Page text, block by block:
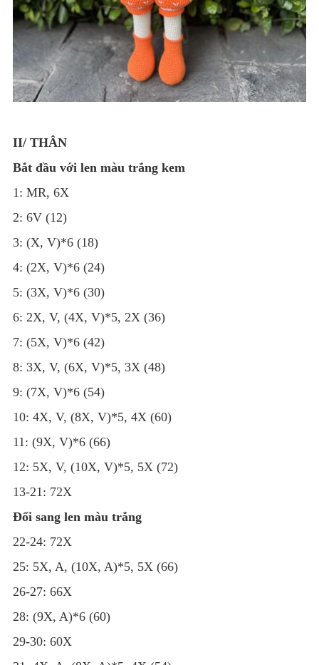
II/ THÂN
Bắt đầu với len màu trắng kem
1: MR, 6X
2: 6V (12)
3: (X, V)*6 (18)
4: (2X, V)*6 (24)
5: (3X, V)*6 (30)
6: 2X, V, (4X, V)*5, 2X (36)
7: (5X, V)*6 (42)
8: 3X, V, (6X, V)*5, 3X (48)
9: (7X, V)*6 (54)
10: 4X, V, (8X, V)*5, 4X (60)
11: (9X, V)*6 (66)
12: 5X, V, (10X, V)*5, 5X (72)
13-21: 72X
Đổi sang len màu trắng
22-24: 72X
25: 5X, A, (10X, A)*5, 5X (66)
26-27: 66X
28: (9X, A)*6 (60)
29-30: 60X